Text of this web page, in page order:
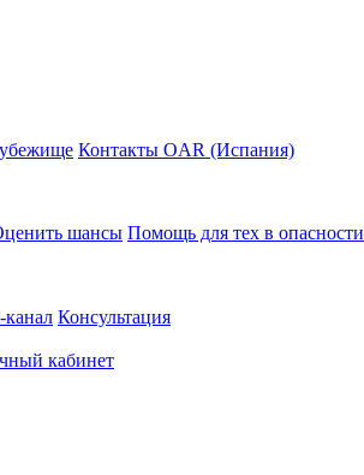
Контакты OAR (Испания)
шансы Помощь для тех в опасности
канал Консультация
кабинет